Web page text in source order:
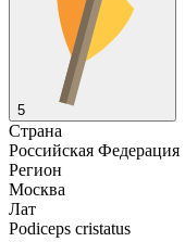
5
Страна
Российская Федерация
Регион
Москва
Лат
Podiceps cristatus